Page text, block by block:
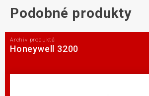
Podobné produkty
Archiv produktů
Honeywell 3200